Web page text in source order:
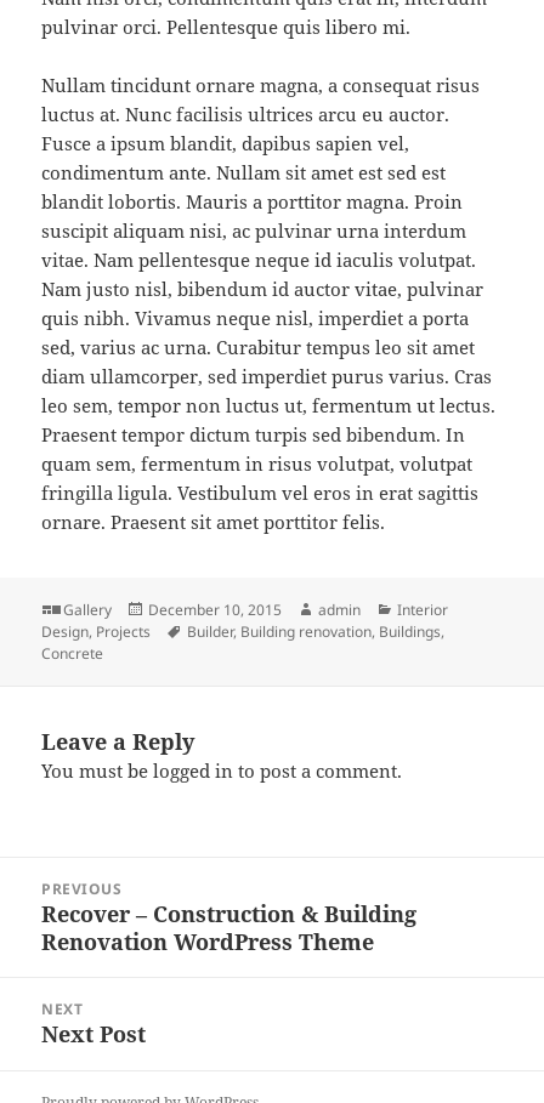
pulvinar orci. Pellentesque quis libero mi.
Nullam tincidunt ornare magna, a consequat risus
luctus at. Nunc facilisis ultrices arcu eu auctor.
Fusce a ipsum blandit, dapibus sapien vel,
condimentum ante. Nullam sit amet est sed est
blandit lobortis. Mauris a porttitor magna. Proin
suscipit aliquam nisi, ac pulvinar urna interdum
vitae. Nam pellentesque neque id iaculis volutpat.
Nam justo nisl, bibendum id auctor vitae, pulvinar
quis nibh. Vivamus neque nisl, imperdiet a porta
sed, varius ac urna. Curabitur tempus leo sit amet
diam ullamcorper, sed imperdiet purus varius. Cras
leo sem, tempor non luctus ut, fermentum ut lectus.
Praesent tempor dictum turpis sed bibendum. In
quam sem, fermentum in risus volutpat, volutpat
fringilla ligula. Vestibulum vel eros in erat sagittis
ornare. Praesent sit amet porttitor felis.
Format
Gallery
Posted
on
December 10, 2015 Author
admin Categories
Interior
Design, Projects Tags
Builder, Building renovation, Buildings,
Concrete
Leave a Reply
You must belogged in to post a comment.
navigation
PREVIOUS
Previous
post:
Recover – Construction & Building
Renovation WordPress Theme
NEXT
Next
Next Post